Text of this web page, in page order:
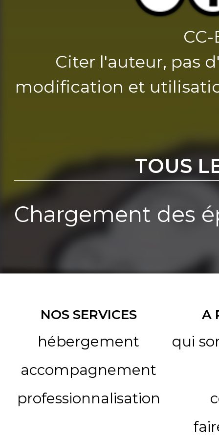
CC-
Citer l'auteur, pas
modification et
TOUS
Chargement des
NOS SERVICES
hébergement
accompagnement
professionnalisation
A
qui